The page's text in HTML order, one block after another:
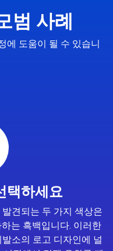
범 사례
에 도움이 될 수 있습니
택하세요
견되는 두 가지 색상은
는 흑백입니다. 이러한
소의 로고 디자인에 널